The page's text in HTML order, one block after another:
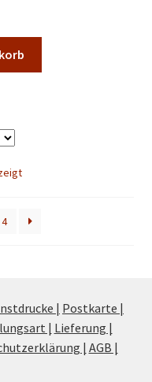
4
| Postkarte |
| Lieferung |
| AGB |